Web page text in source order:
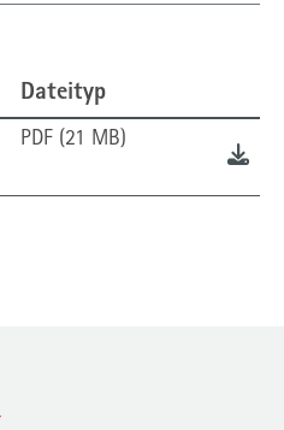
Dateityp
PDF (21 MB)